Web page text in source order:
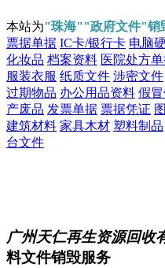
本站为"珠海""政府文件"销
票据单据 IC卡/银行卡 电脑
化妆品 档案资料 医院处方
服装衣服 纸质文件 涉密文件
过期物品 办公用品资料 假
产废品 发票单据 票据凭证
建筑材料 家具木材 塑料制品
台文件
广州天仁再生资源回收
料文件销毁服务